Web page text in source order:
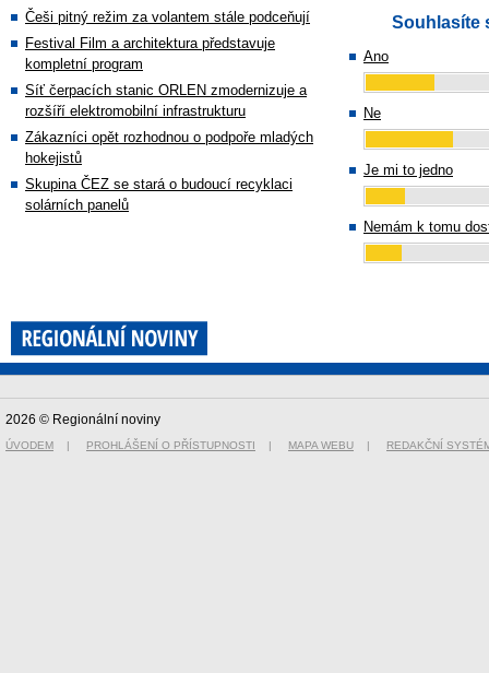
Češi pitný režim za volantem stále podceňují
Festival Film a architektura představuje
kompletní program
Síť čerpacích stanic ORLEN zmodernizuje a
rozšíří elektromobilní infrastrukturu
Zákazníci opět rozhodnou o podpoře mladých
hokejistů
Skupina ČEZ se stará o budoucí recyklaci
solárních panelů
Souhlasíte
Ano
Ne
Je mi to jedno
Nemám k tomu
2026 © Regionální noviny
ÚVODEM | PROHLÁŠENÍ O PŘÍSTUPNOSTI | MAPA WEBU | REDAKČNÍ